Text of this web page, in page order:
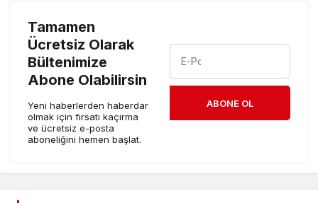
Tamamen
Ücretsiz Olarak
Bültenimize
Abone Olabilirsin
Yeni haberlerden haberdar
olmak için fırsatı kaçırma
ve ücretsiz e-posta
aboneliğini hemen başlat.
ABONE OL